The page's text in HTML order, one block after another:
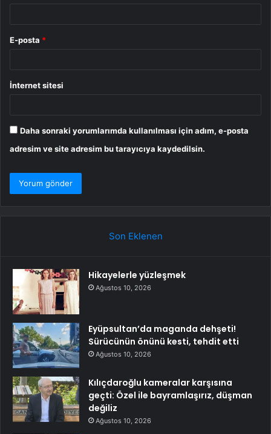
E-posta *
İnternet sitesi
Daha sonraki yorumlarımda kullanılması için adım, e-posta
adresim ve site adresim bu tarayıcıya kaydedilsin.
Son Eklenen
Hikayelerle yüzleşmek
Ağustos 10, 2026
Eyüpsultan’da maganda dehşeti!
Sürücünün önünü kesti, tehdit etti
Ağustos 10, 2026
Kılıçdaroğlu kameralar karşısına
geçti: Özel ile bayramlaşırız, düşman
değiliz
Ağustos 10, 2026